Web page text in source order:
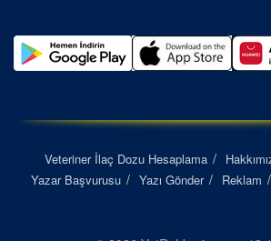
Veteriner İlaç Dozu Hesaplama
Yazar Başvurusu
Yazı Gönder Reklam